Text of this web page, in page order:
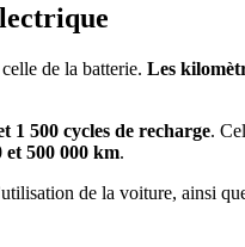
de la batterie. Les
1 500 cycles de recharge.
et 500 000 km.
de la voiture, ainsi